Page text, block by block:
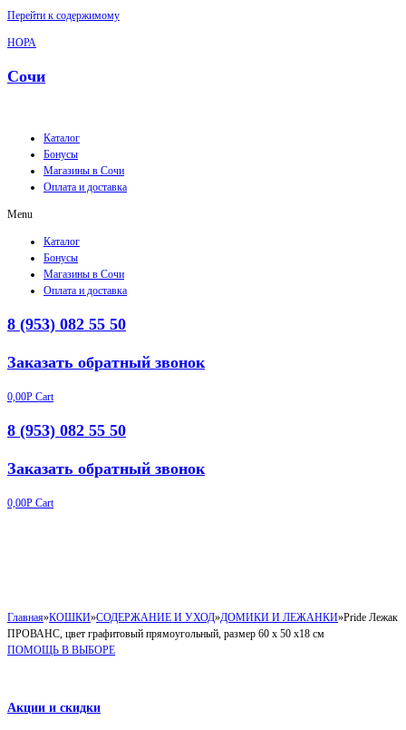
Перейти к содержимому
НОРА
Сочи
Каталог
Бонусы
Магазины в Сочи
Оплата и доставка
Menu
Каталог
Бонусы
Магазины в Сочи
Оплата и доставка
8 (953) 082 55 50
Заказать обратный звонок
0,00Р Cart
8 (953) 082 55 50
Заказать обратный звонок
0,00Р Cart
Главная»КОШКИ»СОДЕРЖАНИЕ И УХОД»ДОМИКИ И ЛЕЖАНКИ»Pride Лежак
ПРОВАНС, цвет графитовый прямоугольный, размер 60 х 50 х18 см
ПОМОЩЬ В ВЫБОРЕ
Акции и скидки